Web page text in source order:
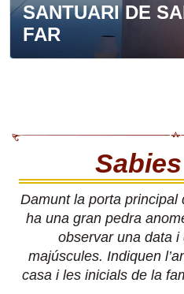
SANTUARI DE
FAR
Damunt la porta principal
ha una gran pedra
observar una data
majúscules. Indiquen
casa i les inicials de la